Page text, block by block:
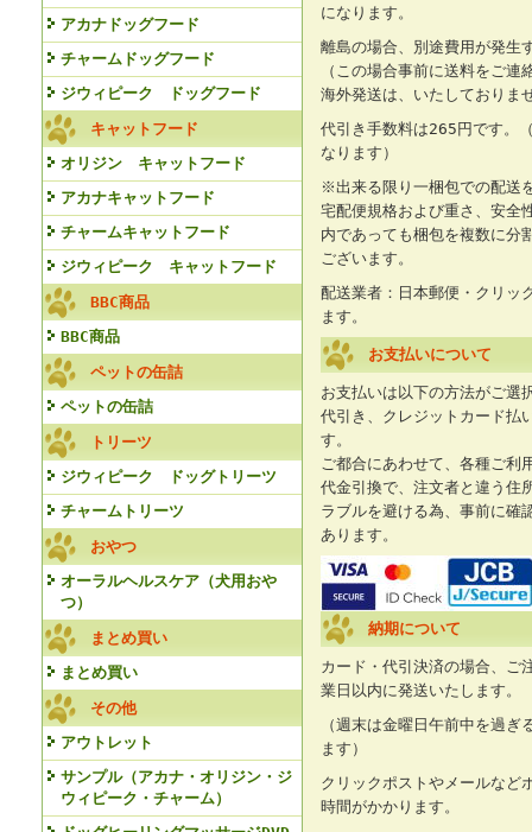
アカナドッグフード
チャームドッグフード
ジウィピーク ドッグフード
キャットフード
オリジン キャットフード
アカナキャットフード
チャームキャットフード
ジウィピーク キャットフード
BBC商品
BBC商品
ペットの缶詰
ペットの缶詰
トリーツ
ジウィピーク ドッグトリーツ
チャームトリーツ
おやつ
オーラルヘルスケア（犬用おや
つ）
まとめ買い
まとめ買い
その他
アウトレット
サンプル（アカナ・オリジン・ジ
ウィピーク・チャーム）
になります。
離島の場合、別途費用が発生
（この場合事前に送料をご連
海外発送は、いたしておりま
代引き手数料は265円です。
なります）
※出来る限り一梱包での配送
宅配便規格および重さ、安全
内であっても梱包を複数に分
ございます。
配送業者：日本郵便・クリッ
ます。
お支払いについて
お支払いは以下の方法がご選
代引き、クレジットカード払
す。
ご都合にあわせて、各種ご利
代金引換で、注文者と違う住
ラブルを避ける為、事前に確
あります。
納期について
カード・代引決済の場合、ご
業日以内に発送いたします。
（週末は金曜日午前中を過ぎ
ます）
クリックポストやメールなど
時間がかかります。